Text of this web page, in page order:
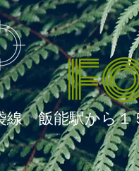
線 飯能駅から１